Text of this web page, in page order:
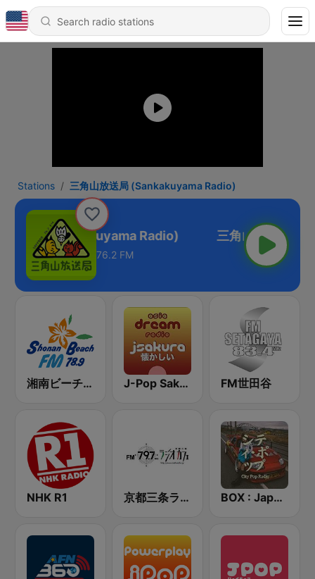
Stations 三角山放送局 (Sankakuyama Radio)
送局 (Sankakuyama Radio)
76.2 FM
湘南ビーチFM (Shonan Beach FM) J-Pop Sakura 懐かしい FM世田谷
NHK R1 京都三条ラジオカフェ BOX : Japan City Pop -日本のシティポップ